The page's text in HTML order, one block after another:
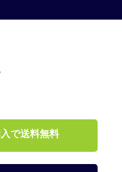
で送料無料